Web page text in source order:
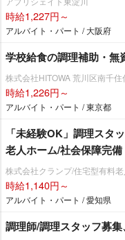
時給1,227円～
アルバイト・パート / 大阪府
学校給食の調理補助・無
株式会社HITOWA 荒川区南千
時給1,226円～
アルバイト・パート / 東京都
「未経験OK」調理スタ
老人ホーム/社会保障完備
株式会社クランプ/住宅型有料
時給1,140円～
アルバイト・パート / 愛知県
調理師/調理スタッフ募